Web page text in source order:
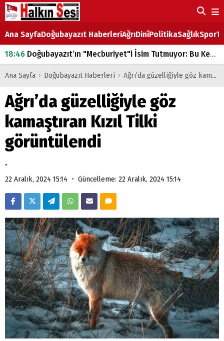
Ana SayfaDoğubayazıt HaberleriAğrıDinîPolitikaSağlıkSpor
18:46 Doğubayazıt’ın "Mecburiyet"i İsim Tutmuyor: Bu Kez de Mem u Zîn Oldu!
07:53Doğubayazıt’ta Ekmek Fiyatlarına Zam
07:16 Doğubayazıt'ta çocukların sırtındaki ağır yük
07:00 DEVLET ve HÜKÜMET
18:29ÇARŞI CADDESİ YAZ BOZ TAHTASI
Ana Sayfa › Doğubayazıt Haberleri › Ağrı’da güzelliğiyle göz kamaştıran Kızıl Tilki görüntülendi
Ağrı’da güzelliğiyle göz
kamaştıran Kızıl Tilki
görüntülendi
.
22 Aralık, 2024 15:14 • Güncelleme: 22 Aralık, 2024 15:14